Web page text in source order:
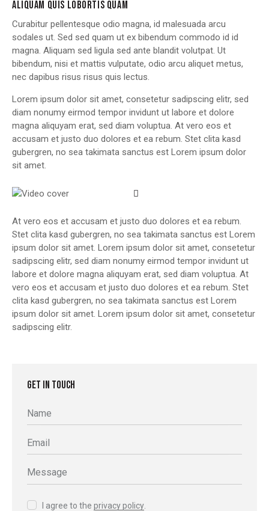
ALIQUAM QUIS LOBORTIS QUAM
Curabitur pellentesque odio magna, id malesuada arcu
sodales ut. Sed sed quam ut ex bibendum commodo id id
magna. Aliquam sed ligula sed ante blandit volutpat. Ut
bibendum, nisi et mattis vulputate, odio arcu aliquet metus,
nec dapibus risus risus quis lectus.
Lorem ipsum dolor sit amet, consetetur sadipscing elitr, sed
diam nonumy eirmod tempor invidunt ut labore et dolore
magna aliquyam erat, sed diam voluptua. At vero eos et
accusam et justo duo dolores et ea rebum. Stet clita kasd
gubergren, no sea takimata sanctus est Lorem ipsum dolor
sit amet.
At vero eos et accusam et justo duo dolores et ea rebum.
Stet clita kasd gubergren, no sea takimata sanctus est Lorem
ipsum dolor sit amet. Lorem ipsum dolor sit amet, consetetur
sadipscing elitr, sed diam nonumy eirmod tempor invidunt ut
labore et dolore magna aliquyam erat, sed diam voluptua. At
vero eos et accusam et justo duo dolores et ea rebum. Stet
clita kasd gubergren, no sea takimata sanctus est Lorem
ipsum dolor sit amet. Lorem ipsum dolor sit amet, consetetur
sadipscing elitr.
GET IN TOUCH
I agree to theprivacy policy